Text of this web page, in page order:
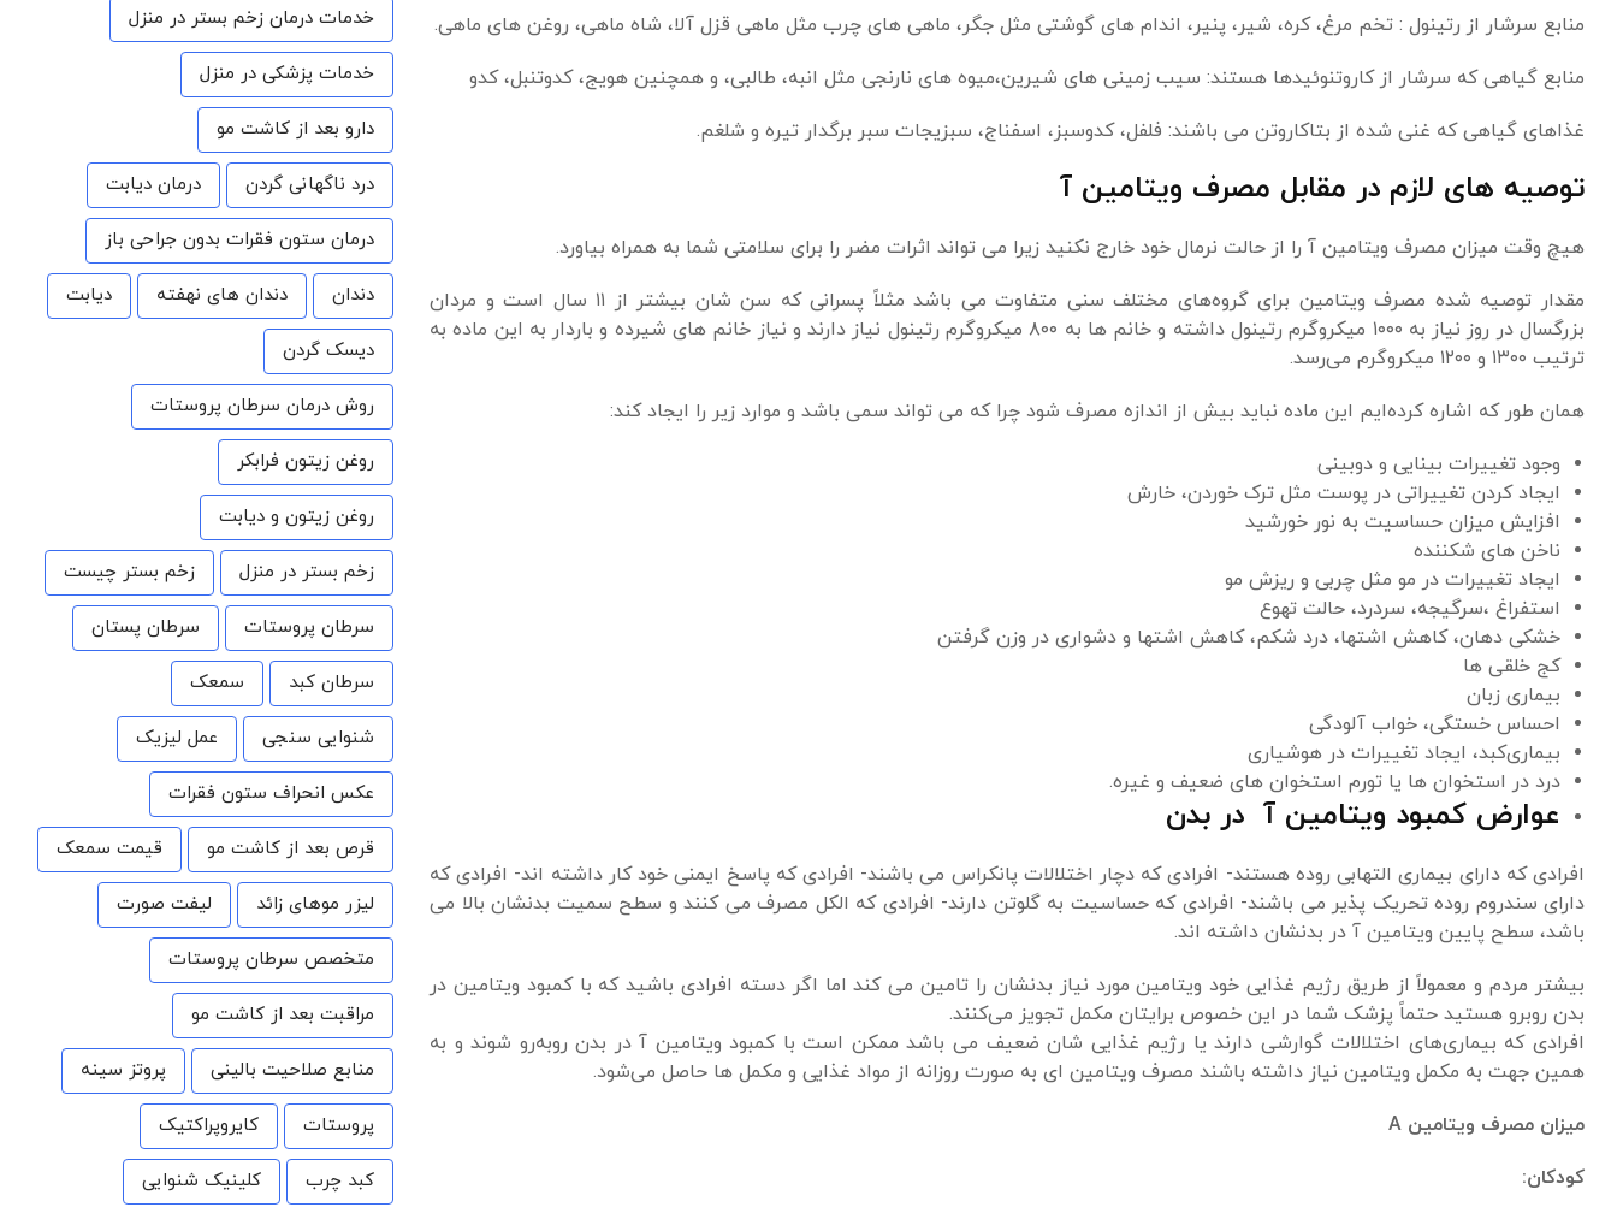
منابع سرشار از رتینول : تخم مرغ، کره، شیر، پنیر، اندام های گوشتی مثل جگر، ماهی های چرب مثل ماهی قزل آلا، شاه ماهی، روغن های ماهی.
منابع گیاهی که سرشار از کاروتنوئیدها هستند: سیب زمینی های شیرین،میوه های نارنجی مثل انبه، طالبی، و همچنین هویج، کدوتنبل، کدو
غذاهای گیاهی که غنی شده از بتاکاروتن می باشند: فلفل، کدوسبز، اسفناج، سبزیجات سبر برگدار تیره و شلغم.
توصیه های لازم در مقابل مصرف ویتامین آ
هیچ وقت میزان مصرف ویتامین آ را از حالت نرمال خود خارج نکنید زیرا می تواند اثرات مضر را برای سلامتی شما به همراه بیاورد.
مقدار توصیه شده مصرف ویتامین برای گروه‌های مختلف سنی متفاوت می باشد مثلاً پسرانی که سن شان بیشتر از ۱۱ سال است و مردان
بزرگسال در روز نیاز به ۱۰۰۰ میکروگرم رتینول داشته و خانم ها به ۸۰۰ میکروگرم رتینول نیاز دارند و نیاز خانم های شیرده و باردار به این ماده به
ترتیب ۱۳۰۰ و ۱۲۰۰ میکروگرم می‌رسد.
همان طور که اشاره کرده‌ایم این ماده نباید بیش از اندازه مصرف شود چرا که می تواند سمی باشد و موارد زیر را ایجاد کند:
وجود تغییرات بینایی و دوبینی
ایجاد کردن تغییراتی در پوست مثل ترک خوردن، خارش
افزایش میزان حساسیت به نور خورشید
ناخن های شکننده
ایجاد تغییرات در مو مثل چربی و ریزش مو
استفراغ ،سرگیجه، سردرد، حالت تهوع
خشکی دهان، کاهش اشتها، درد شکم، کاهش اشتها و دشواری در وزن گرفتن
کج خلقی ها
بیماری زبان
احساس خستگی، خواب آلودگی
بیماری‌کبد، ایجاد تغییرات در هوشیاری
درد در استخوان ها یا تورم استخوان های ضعیف و غیره.
عوارض کمبود ویتامین آ در بدن
افرادی که دارای بیماری التهابی روده هستند- افرادی که دچار اختلالات پانکراس می باشند- افرادی که پاسخ ایمنی خود کار داشته اند- افرادی که
دارای سندروم روده تحریک پذیر می باشند- افرادی که حساسیت به گلوتن دارند- افرادی که الکل مصرف می کنند و سطح سمیت بدنشان بالا می
باشد، سطح پایین ویتامین آ در بدنشان داشته اند.
بیشتر مردم و معمولاً از طریق رژیم غذایی خود ویتامین مورد نیاز بدنشان را تامین می کند اما اگر دسته افرادی باشید که با کمبود ویتامین در
بدن روبرو هستید حتماً پزشک شما در این خصوص برایتان مکمل تجویز می‌کنند.
افرادی که بیماری‌های اختلالات گوارشی دارند یا رژیم غذایی شان ضعیف می باشد ممکن است با کمبود ویتامین آ در بدن روبه‌رو شوند و به
همین جهت به مکمل ویتامین نیاز داشته باشند مصرف ویتامین ای به صورت روزانه از مواد غذایی و مکمل ها حاصل می‌شود.
میزان مصرف ویتامین A
کودکان:
خدمات درمان زخم بستر در منزل
خدمات پزشکی در منزل
دارو بعد از کاشت مو
درد ناگهانی گردن درمان دیابت
درمان ستون فقرات بدون جراحی باز
دندان دندان های نهفته دیابت
دیسک گردن
روش درمان سرطان پروستات
روغن زیتون فرابکر
روغن زیتون و دیابت
زخم بستر در منزل زخم بستر چیست
سرطان پروستات سرطان پستان
سرطان کبد سمعک
شنوایی سنجی عمل لیزیک
عکس انحراف ستون فقرات
قرص بعد از کاشت مو قیمت سمعک
لیزر موهای زائد لیفت صورت
متخصص سرطان پروستات
مراقبت بعد از کاشت مو
منابع صلاحیت بالینی پروتز سینه
پروستات کایروپراکتیک
کبد چرب کلینیک شنوایی